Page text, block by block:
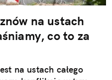
na ustach
co to za
na ustach całego